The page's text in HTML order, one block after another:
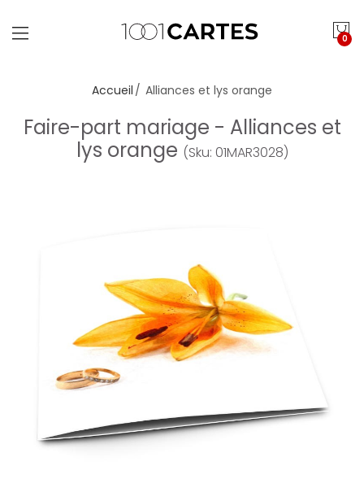
0
Accueil Alliances et lys orange
Faire-part mariage - Alliances et
lys orange (Sku: 01MAR3028)